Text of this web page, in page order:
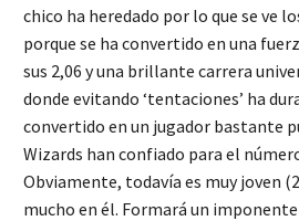
chico ha heredado por lo que se ve
porque se ha convertido en una
sus 2,06 y una brillante carrera
donde evitando ‘tentaciones’ ha
convertido en un jugador bastante
Wizards han confiado para el
Obviamente, todavía es muy joven
mucho en él. Formará un